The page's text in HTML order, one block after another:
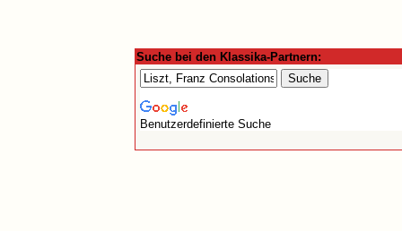
Suche bei den Klassika-Partnern:
Benutzerdefinierte Suche